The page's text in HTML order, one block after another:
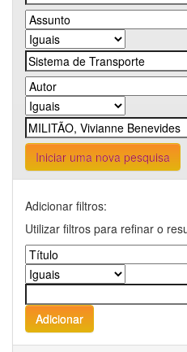
Iniciar uma nova pesquisa
Adicionar filtros:
Utilizar filtros para refinar o